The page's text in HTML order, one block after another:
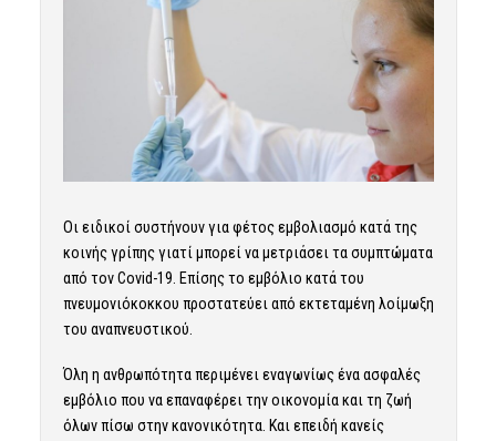
Οι ειδικοί συστήνουν για φέτος εμβολιασμό κατά της
κοινής γρίπης γιατί μπορεί να μετριάσει τα συμπτώματα
από τον Covid-19. Επίσης το εμβόλιο κατά του
πνευμονιόκοκκου προστατεύει από εκτεταμένη λοίμωξη
του αναπνευστικού.
Όλη η ανθρωπότητα περιμένει εναγωνίως ένα ασφαλές
εμβόλιο που να επαναφέρει την οικονομία και τη ζωή
όλων πίσω στην κανονικότητα. Και επειδή κανείς